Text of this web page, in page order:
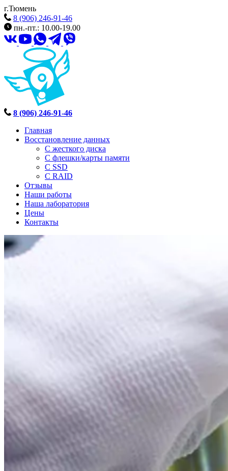
г.Тюмень
8 (906) 246-91-46
пн.-пт.: 10.00-19.00
8 (906) 246-91-46
Главная
Восстановление данных
С жесткого диска
С флешки/карты памяти
С SSD
С RAID
Отзывы
Наши работы
Наша лаборатория
Цены
Контакты